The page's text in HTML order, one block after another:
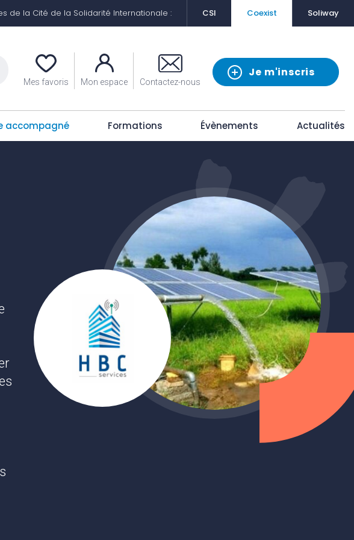
de la Cité de la Solidarité Internationale : CSI Coexist Soliway
Mes favoris Mon espace
Je m'inscris
Contactez-nous
accompagné Formations Évènements Actualités